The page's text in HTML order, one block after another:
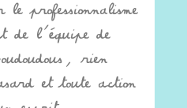
professionnalisme
de l’équipe de
rien
et toute action